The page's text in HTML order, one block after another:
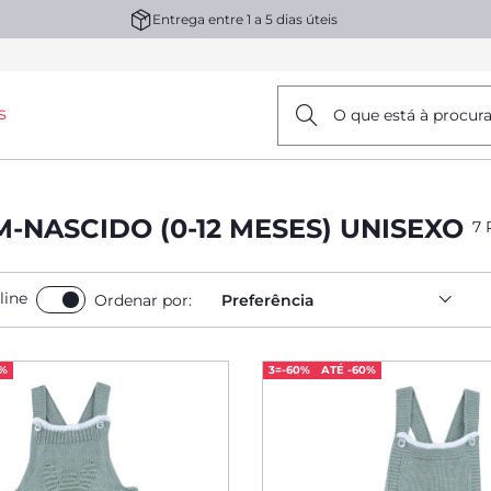
Entrega entre 1 a 5 dias úteis
O que está à
NASCIDO (0-12 MESES) UNISEXO 7
Ordenar por: Preferência
3=-60% ATÉ -60%